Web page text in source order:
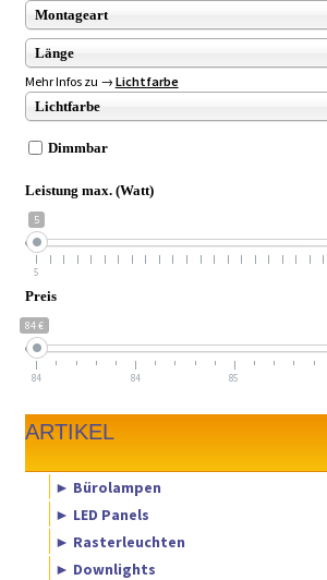
Montageart
Länge
Mehr Infos zu → Lichtfarbe
Lichtfarbe
Dimmbar
Leistung max. (Watt)
5
5
Preis
84 €
84 84 85
ARTIKEL
► Bürolampen
► LED Panels
► Rasterleuchten
► Downlights